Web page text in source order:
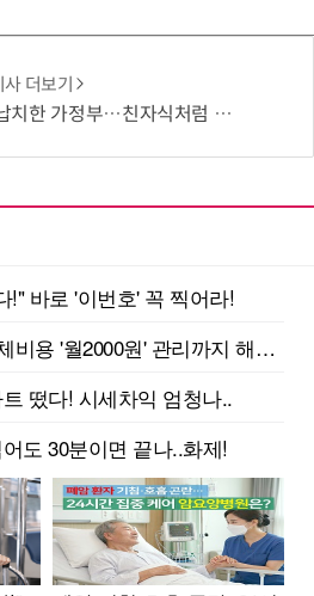
사 더보기
부…친자식처럼 키워서? '징역 3년' 논란